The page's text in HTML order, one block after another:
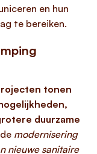
en hun
te bereiken.
tonen
duurzame
modernisering
nieuwe sanitaire